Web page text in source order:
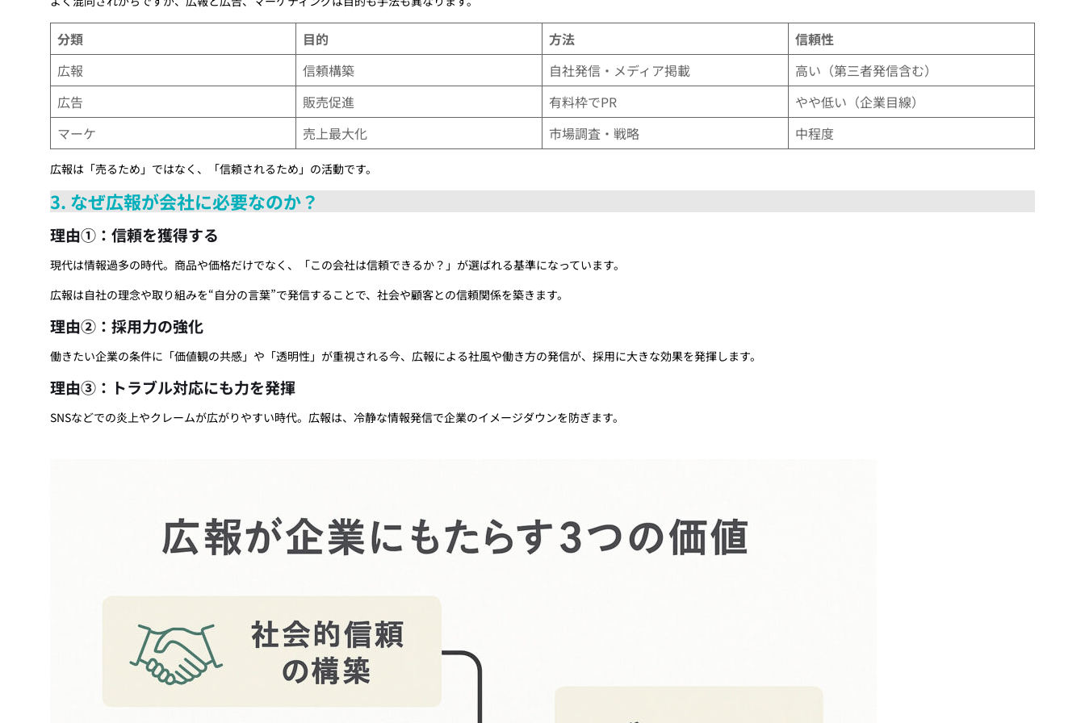
分類 目的 方法
信頼性
広報
信頼構築 自社発信・メディア掲載
高い（第三者発信含む）
広告
販売促進 有料枠でPR
やや低い（企業目線）
マーケ
売上最大化 市場調査・戦略 中程度
広報は「売るため」ではなく、「信頼されるため」の活動です。
3. なぜ広報が会社に必要なのか？
理由①：信頼を獲得する
現代は情報過多の時代。商品や価格だけでなく、「この会社は信頼できるか？」が選ばれる基準になっています。
広報は自社の理念や取り組みを“自分の言葉”で発信することで、社会や顧客との信頼関係を築きます。
理由②：採用力の強化
働きたい企業の条件に「価値観の共感」や「透明性」が重視される今、広報による社風や働き方の発信が、採用に大きな効果を発揮します。
理由③：トラブル対応にも力を発揮
SNSなどでの炎上やクレームが広がりやすい時代。広報は、冷静な情報発信で企業のイメージダウンを防ぎます。